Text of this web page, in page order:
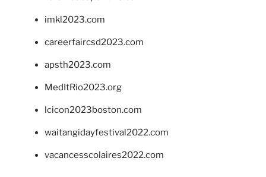
imkl2023.com
careerfaircsd2023.com
apsth2023.com
MedItRio2023.org
lcicon2023boston.com
waitangidayfestival2022.com
vacancesscolaires2022.com